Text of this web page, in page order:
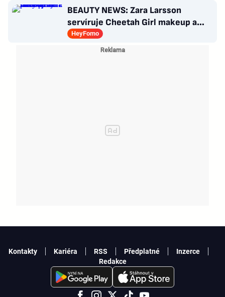
BEAUTY NEWS: Zara Larsson
servíruje Cheetah Girl makeup a
Billie Eilish představuje nový
HeyFomo
Kontakty Kariéra RSS Předplatné
Inzerce
Redakce